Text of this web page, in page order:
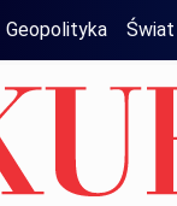
Geopolityka Świat